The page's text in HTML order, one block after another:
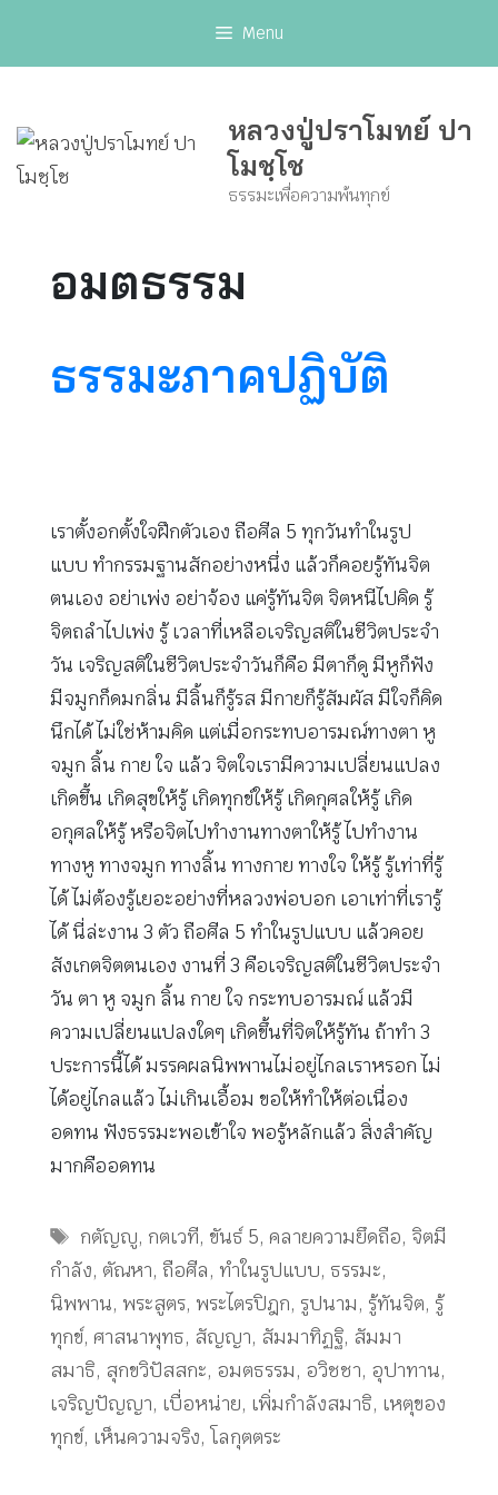
Menu
หลวงปู่ปราโมทย์ ปา
โมชฺโช
ธรรมะเพื่อความพ้นทุกข์
อมตธรรม
ธรรมะภาคปฏิบัติ
เราตั้งอกตั้งใจฝึกตัวเอง ถือศีล 5 ทุกวันทำในรูป
แบบ ทำกรรมฐานสักอย่างหนึ่ง แล้วก็คอยรู้ทันจิต
ตนเอง อย่าเพ่ง อย่าจ้อง แค่รู้ทันจิต จิตหนีไปคิด รู้
จิตถลำไปเพ่ง รู้ เวลาที่เหลือเจริญสติในชีวิตประจำ
วัน เจริญสติในชีวิตประจำวันก็คือ มีตาก็ดู มีหูก็ฟัง
มีจมูกก็ดมกลิ่น มีลิ้นก็รู้รส มีกายก็รู้สัมผัส มีใจก็คิด
นึกได้ ไม่ใช่ห้ามคิด แต่เมื่อกระทบอารมณ์ทางตา หู
จมูก ลิ้น กาย ใจ แล้ว จิตใจเรามีความเปลี่ยนแปลง
เกิดขึ้น เกิดสุขให้รู้ เกิดทุกข์ให้รู้ เกิดกุศลให้รู้ เกิด
อกุศลให้รู้ หรือจิตไปทำงานทางตาให้รู้ ไปทำงาน
ทางหู ทางจมูก ทางลิ้น ทางกาย ทางใจ ให้รู้ รู้เท่าที่รู้
ได้ ไม่ต้องรู้เยอะอย่างที่หลวงพ่อบอก เอาเท่าที่เรารู้
ได้ นี่ล่ะงาน 3 ตัว ถือศีล 5 ทำในรูปแบบ แล้วคอย
สังเกตจิตตนเอง งานที่ 3 คือเจริญสติในชีวิตประจำ
วัน ตา หู จมูก ลิ้น กาย ใจ กระทบอารมณ์ แล้วมี
ความเปลี่ยนแปลงใดๆ เกิดขึ้นที่จิตให้รู้ทัน ถ้าทำ 3
ประการนี้ได้ มรรคผลนิพพานไม่อยู่ไกลเราหรอก ไม่
ได้อยู่ไกลแล้ว ไม่เกินเอื้อม ขอให้ทำให้ต่อเนื่อง
อดทน ฟังธรรมะพอเข้าใจ พอรู้หลักแล้ว สิ่งสำคัญ
มากคืออดทน
Tags
กตัญญู, กตเวที, ขันธ์ 5,คลายความยึดถือ, จิตมี
กำลัง, ตัณหา, ถือศีล, ทำในรูปแบบ, ธรรมะ,
นิพพาน, พระสูตร, พระไตรปิฎก, รูปนาม, รู้ทันจิต, รู้
ทุกข์, ศาสนาพุทธ, สัญญา, สัมมาทิฏฐิ, สัมมา
สมาธิ, สุกขวิปัสสกะ, อมตธรรม, อวิชชา, อุปาทาน,
เจริญปัญญา, เบื่อหน่าย, เพิ่มกำลังสมาธิ, เหตุของ
ทุกข์, เห็นความจริง, โลกุตตระ